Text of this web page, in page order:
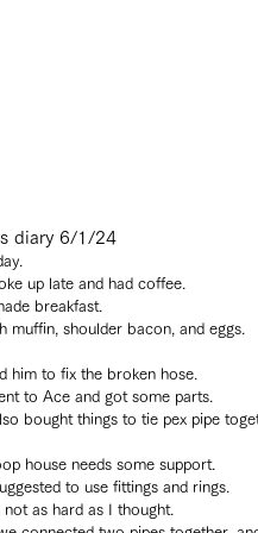
diary 6/1/24
up late and had coffee.
breakfast.
muffin, shoulder bacon, and eggs.
him to fix the broken hose.
to Ace and got some parts.
bought things to tie pex pipe
house needs some support.
to use fittings and rings.
not as hard as I thought.